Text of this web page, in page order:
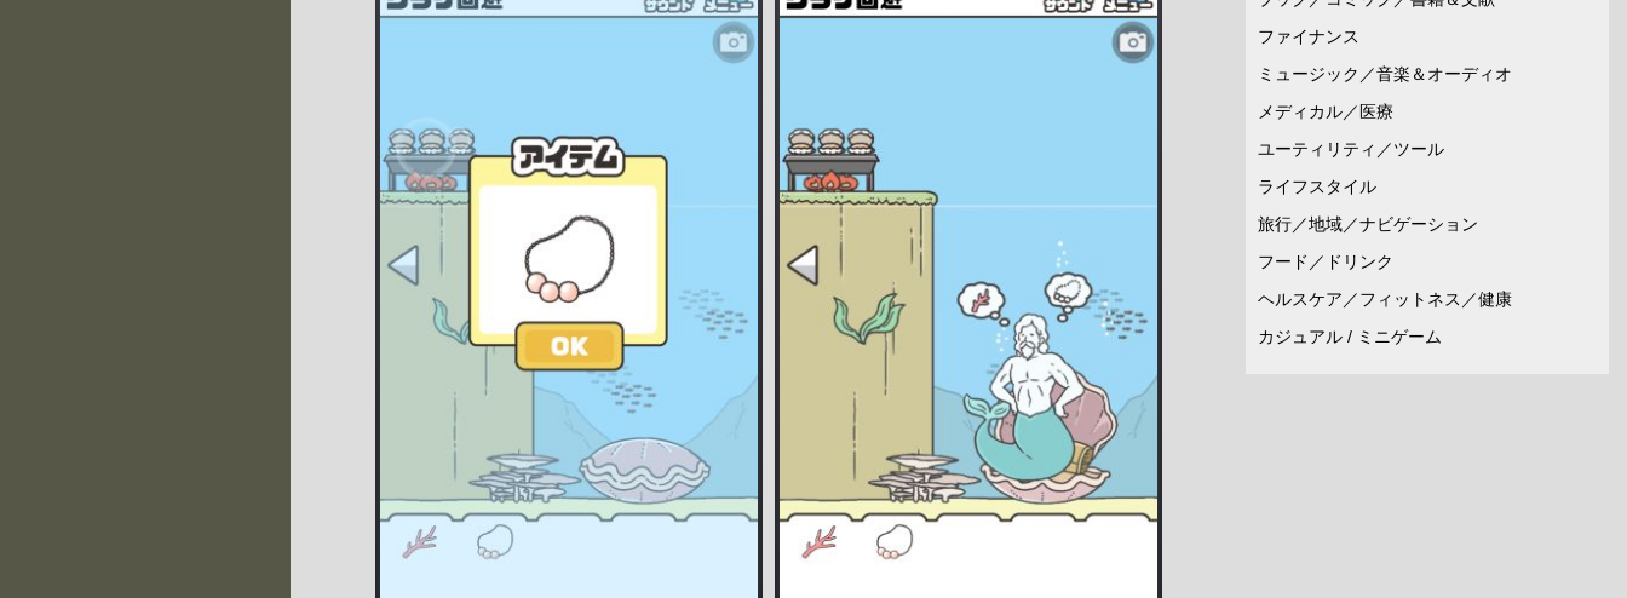
ファイナンス
ミュージック／音楽＆オーディオ
メディカル／医療
ユーティリティ／ツール
ライフスタイル
旅行／地域／ナビゲーション
フード／ドリンク
ヘルスケア／フィットネス／健康
カジュアル / ミニゲーム